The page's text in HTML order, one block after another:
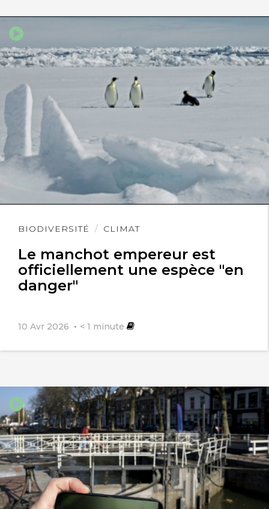
BIODIVERSITÉ CLIMAT
Le manchot empereur est
officiellement une espèce "en
danger"
10 Avr 2026 < 1 minute
Lire